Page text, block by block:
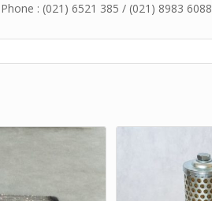
Phone : (021) 6521 385 / (021) 8983 6088